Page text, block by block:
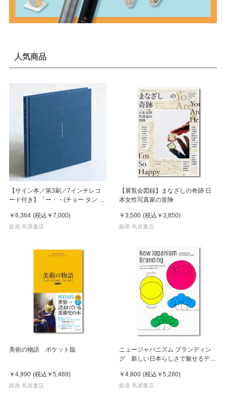
人気商品
【サイン本／第3刷／7インチレコ
ード付き】「ー・・(チョー タン タ
￥6,364 (税込 ￥7,000)
銀座 蔦屋書店
【展覧会図録】まなざしの奇跡 日
本女性写真家の冒険
￥3,500 (税込 ￥3,850)
銀座 蔦屋書店
美術の物語 ポケット版
￥4,990 (税込 ￥5,489)
銀座 蔦屋書店
ニュージャパニズム ブランディン
グ 新しい日本らしさで魅せるデザ
￥4,800 (税込 ￥5,280)
銀座 蔦屋書店